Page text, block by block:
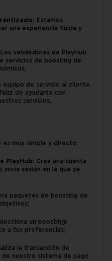
Estamos
una experiencia fluida y
Los vendedores de PlayHub
servicios de boosting de
equipo de servicio al cliente
de ayudarte con
servicios.
muy simple y directo:
PlayHub: Crea una cuenta
inicia sesión en la que ya
paquetes de boosting de
un boostingr
a tus preferencias;
la transacción de
de nuestro sistema de pago